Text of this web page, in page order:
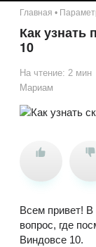
Главная •
Как узнать
10
На чтение: 2 мин
Мариам
Всем привет! В
вопрос, где
Виндовсе 10.